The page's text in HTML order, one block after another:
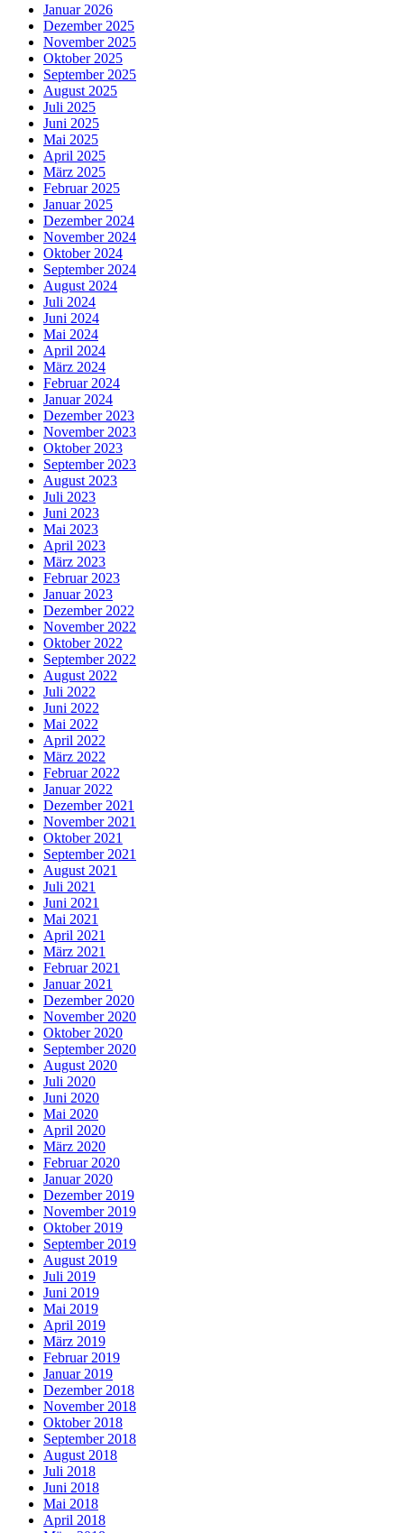
Januar 2026
Dezember 2025
November 2025
Oktober 2025
September 2025
August 2025
Juli 2025
Juni 2025
Mai 2025
April 2025
März 2025
Februar 2025
Januar 2025
Dezember 2024
November 2024
Oktober 2024
September 2024
August 2024
Juli 2024
Juni 2024
Mai 2024
April 2024
März 2024
Februar 2024
Januar 2024
Dezember 2023
November 2023
Oktober 2023
September 2023
August 2023
Juli 2023
Juni 2023
Mai 2023
April 2023
März 2023
Februar 2023
Januar 2023
Dezember 2022
November 2022
Oktober 2022
September 2022
August 2022
Juli 2022
Juni 2022
Mai 2022
April 2022
März 2022
Februar 2022
Januar 2022
Dezember 2021
November 2021
Oktober 2021
September 2021
August 2021
Juli 2021
Juni 2021
Mai 2021
April 2021
März 2021
Februar 2021
Januar 2021
Dezember 2020
November 2020
Oktober 2020
September 2020
August 2020
Juli 2020
Juni 2020
Mai 2020
April 2020
März 2020
Februar 2020
Januar 2020
Dezember 2019
November 2019
Oktober 2019
September 2019
August 2019
Juli 2019
Juni 2019
Mai 2019
April 2019
März 2019
Februar 2019
Januar 2019
Dezember 2018
November 2018
Oktober 2018
September 2018
August 2018
Juli 2018
Juni 2018
Mai 2018
April 2018